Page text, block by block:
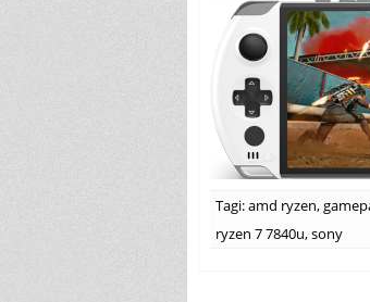
Tagi:amd ryzen,
ryzen 7 7840u,sony